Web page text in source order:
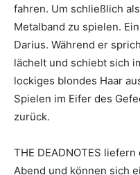
fahren. Um schließlich
Metalband zu spielen.
Darius. Während er
lächelt und schiebt sich
lockiges blondes Haar
Spielen im Eifer des
zurück.
THE DEADNOTES
Abend und können sich